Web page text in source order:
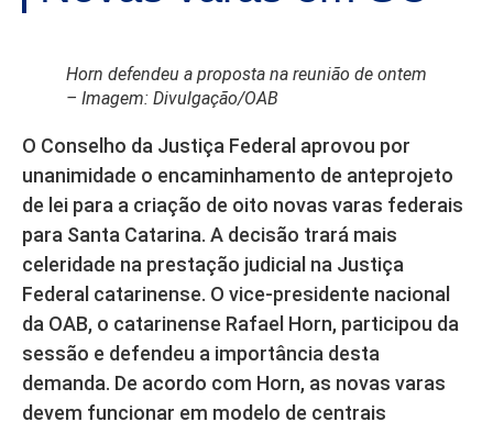
Horn defendeu a proposta na reunião de ontem
– Imagem: Divulgação/OAB
O Conselho da Justiça Federal aprovou por
unanimidade o encaminhamento de anteprojeto
de lei para a criação de oito novas varas federais
para Santa Catarina. A decisão trará mais
celeridade na prestação judicial na Justiça
Federal catarinense. O vice-presidente nacional
da OAB, o catarinense Rafael Horn, participou da
sessão e defendeu a importância desta
demanda. De acordo com Horn, as novas varas
devem funcionar em modelo de centrais